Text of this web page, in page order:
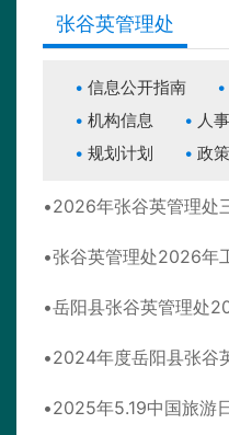
张谷英管理处
信息公开指南
机构信息
人
规划计划
政
2026年张谷英管理处
张谷英管理处2026年